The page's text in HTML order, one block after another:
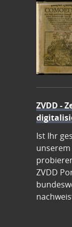
ZVDD -
Ist Ihr
ZVDD